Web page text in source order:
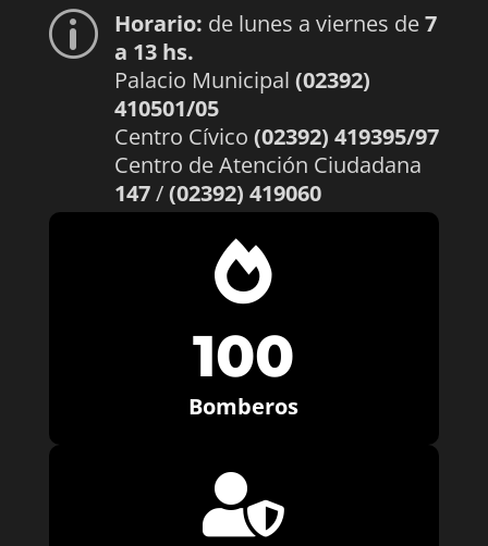
p Horario: de lunes a viernes de7
a 13 hs.
Palacio Municipal (02392)
410501/05
Centro Cívico (02392) 419395/97
Centro de Atención Ciudadana
147/(02392) 419060

100
Bomberos
